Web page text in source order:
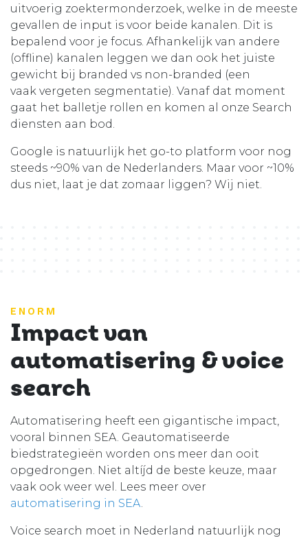
uitvoerig zoektermonderzoek, welke in de meeste
gevallen de input is voor beide kanalen. Dit is
bepalend voor je focus. Afhankelijk van andere
(offline) kanalen leggen we dan ook het juiste
gewicht bij branded vs non-branded (een
vaak vergeten segmentatie). Vanaf dat moment
gaat het balletje rollen en komen al onze Search
diensten aan bod.
Google is natuurlijk het go-to platform voor nog
steeds ~90% van de Nederlanders. Maar voor ~10%
dus niet, laat je dat zomaar liggen? Wij niet.
ENORM
Impact van
automatisering & voice
search
Automatisering heeft een gigantische impact,
vooral binnen SEA. Geautomatiseerde
biedstrategieën worden ons meer dan ooit
opgedrongen. Niet altíjd de beste keuze, maar
vaak ook weer wel. Lees meer over
automatisering in SEA.
Voice search moet in Nederland natuurlijk nog